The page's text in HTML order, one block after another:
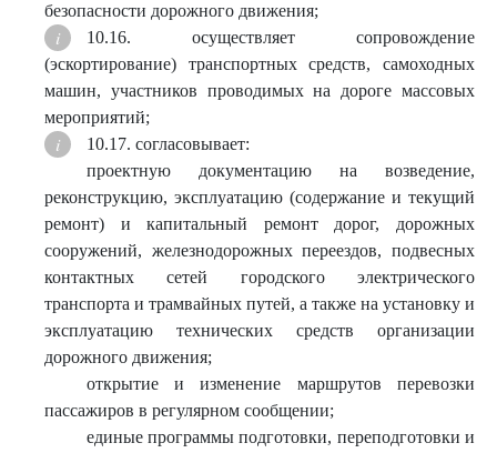
безопасности дорожного движения;
10.16. осуществляет сопровождение
(эскортирование) транспортных средств, самоходных
машин, участников проводимых на дороге массовых
мероприятий;
10.17. согласовывает:
проектную документацию на возведение,
реконструкцию, эксплуатацию (содержание и текущий
ремонт) и капитальный ремонт дорог, дорожных
сооружений, железнодорожных переездов, подвесных
контактных сетей городского электрического
транспорта и трамвайных путей, а также на установку и
эксплуатацию технических средств организации
дорожного движения;
открытие и изменение маршрутов перевозки
пассажиров в регулярном сообщении;
единые программы подготовки, переподготовки и